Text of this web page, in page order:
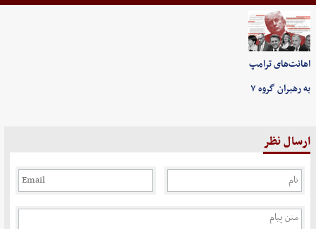
اهانت‌های ترامپ
به رهبران گروه ۷
ارسال نظر